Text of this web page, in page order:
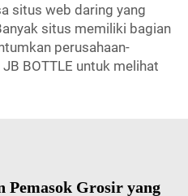
situs web daring yang
situs memiliki bagian
perusahaan-
BOTTLE untuk melihat
Pemasok Grosir yang